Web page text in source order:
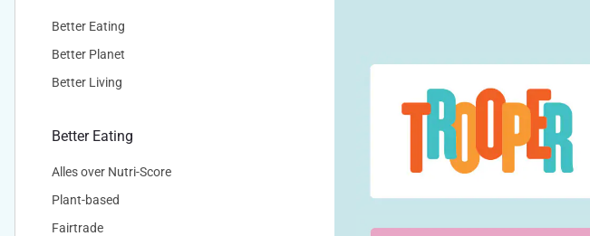
Better Eating
Better Planet
Better Living
Better Eating
Alles over Nutri-Score
Plant-based
Fairtrade